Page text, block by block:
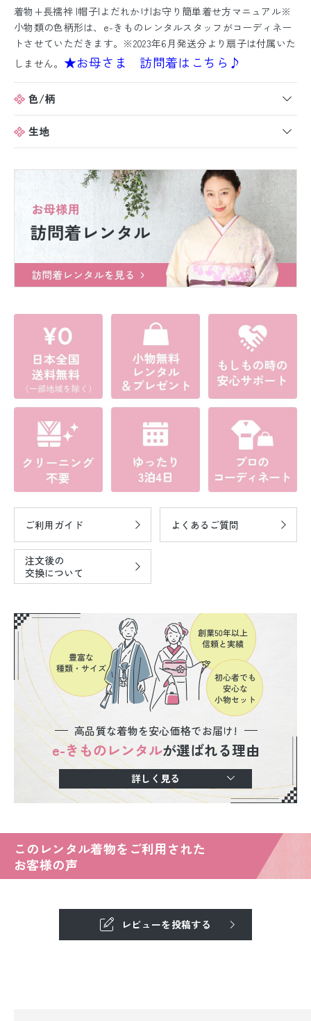
着物+長襦袢 |帽子|よだれかけ|お守り簡単着せ方マニュアル※
小物類の色柄形は、e-きものレンタルスタッフがコーディネー
トさせていただきます。※2023年6月発送分より扇子は付属いた
しません。 ★お母さま 訪問着はこちら♪
色/柄
生地
ご利用ガイド よくあるご質問
注文後の
交換について
高品質な着物を安心価格でお届け!
e-きものレンタルが選ばれる理由
詳しく見る
このレンタル着物をご利用された
お客様の声
レビューを投稿する